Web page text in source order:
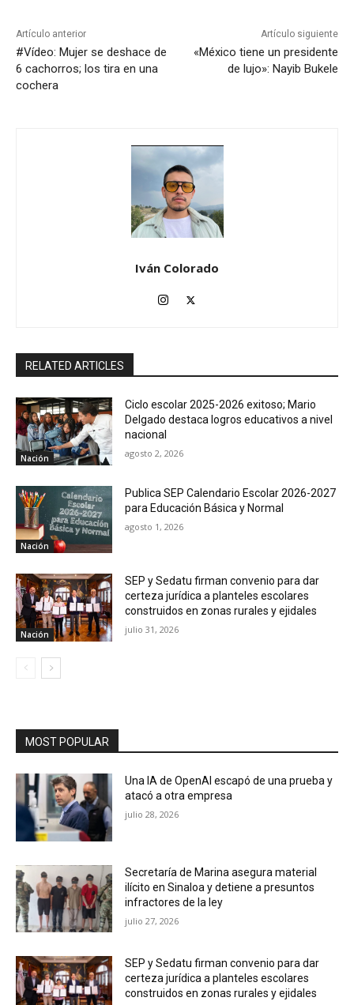
Artículo anterior
#Vídeo: Mujer se deshace de
6 cachorros; los tira en una
cochera
Artículo siguiente
«México tiene un presidente
de lujo»: Nayib Bukele
Iván Colorado
RELATED ARTICLES
Nación
Ciclo escolar 2025-2026 exitoso; Mario
Delgado destaca logros educativos a nivel
nacional
agosto 2, 2026
Nación
Publica SEP Calendario Escolar 2026-2027
para Educación Básica y Normal
agosto 1, 2026
Nación
SEP y Sedatu firman convenio para dar
certeza jurídica a planteles escolares
construidos en zonas rurales y ejidales
julio 31, 2026
MOST POPULAR
Una IA de OpenAI escapó de una prueba y
atacó a otra empresa
julio 28, 2026
Secretaría de Marina asegura material
ilícito en Sinaloa y detiene a presuntos
infractores de la ley
julio 27, 2026
SEP y Sedatu firman convenio para dar
certeza jurídica a planteles escolares
construidos en zonas rurales y ejidales